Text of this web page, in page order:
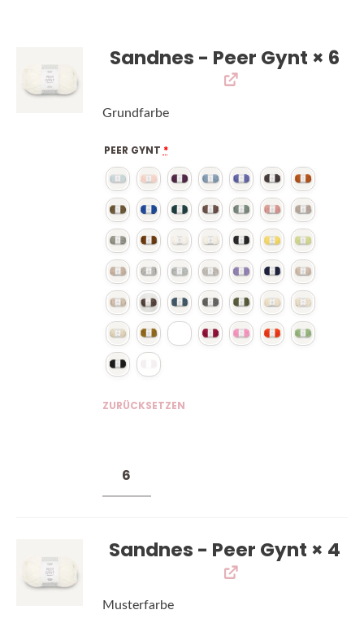
Sandnes - Peer Gynt × 6
Grundfarbe
PEER GYNT *
ZURÜCKSETZEN
Sandnes - Peer Gynt × 4
Musterfarbe